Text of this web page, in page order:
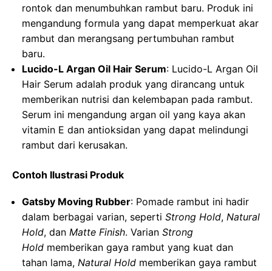
rontok dan menumbuhkan rambut baru. Produk ini
mengandung formula yang dapat memperkuat akar
rambut dan merangsang pertumbuhan rambut
baru.
Lucido-L Argan Oil Hair Serum: Lucido-L Argan Oil
Hair Serum adalah produk yang dirancang untuk
memberikan nutrisi dan kelembapan pada rambut.
Serum ini mengandung argan oil yang kaya akan
vitamin E dan antioksidan yang dapat melindungi
rambut dari kerusakan.
Contoh Ilustrasi Produk
Gatsby Moving Rubber: Pomade rambut ini hadir
dalam berbagai varian, seperti Strong Hold, Natural
Hold, dan Matte Finish. Varian Strong
Hold memberikan gaya rambut yang kuat dan
tahan lama, Natural Hold memberikan gaya rambut